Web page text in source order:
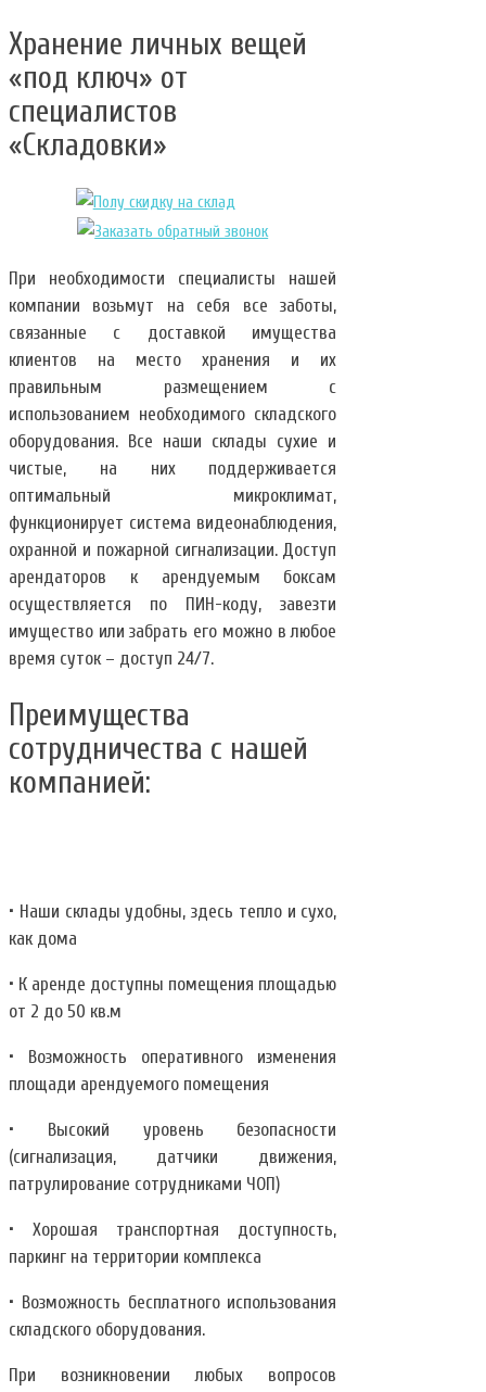
Хранение личных вещей
«под ключ» от
специалистов
«Складовки»
При необходимости специалисты нашей
компании возьмут на себя все заботы,
связанные с доставкой имущества
клиентов на место хранения и их
правильным размещением с
использованием необходимого складского
оборудования. Все наши склады сухие и
чистые, на них поддерживается
оптимальный микроклимат,
функционирует система видеонаблюдения,
охранной и пожарной сигнализации. Доступ
арендаторов к арендуемым боксам
осуществляется по ПИН-коду, завезти
имущество или забрать его можно в любое
время суток – доступ 24/7.
Преимущества
сотрудничества с нашей
компанией:
• Наши склады удобны, здесь тепло и сухо,
как дома
• К аренде доступны помещения площадью
от 2 до 50 кв.м
• Возможность оперативного изменения
площади арендуемого помещения
• Высокий уровень безопасности
(сигнализация, датчики движения,
патрулирование сотрудниками ЧОП)
• Хорошая транспортная доступность,
паркинг на территории комплекса
• Возможность бесплатного использования
складского оборудования.
При возникновении любых вопросов